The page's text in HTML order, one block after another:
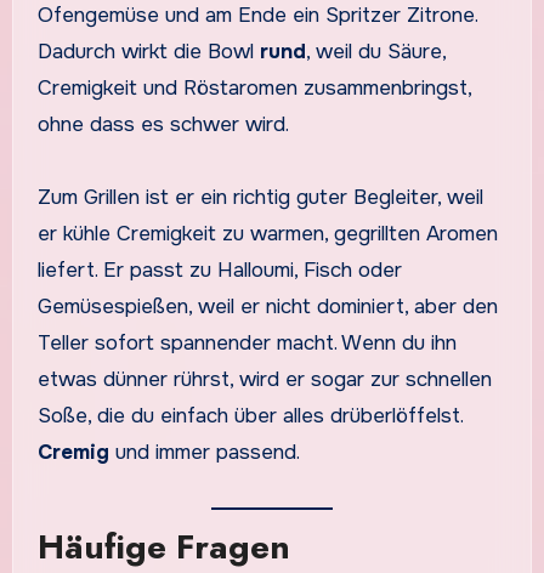
Ofengemüse und am Ende ein Spritzer Zitrone.
Dadurch wirkt die Bowl rund, weil du Säure,
Cremigkeit und Röstaromen zusammenbringst,
ohne dass es schwer wird.
Zum Grillen ist er ein richtig guter Begleiter, weil
er kühle Cremigkeit zu warmen, gegrillten Aromen
liefert. Er passt zu Halloumi, Fisch oder
Gemüsespießen, weil er nicht dominiert, aber den
Teller sofort spannender macht. Wenn du ihn
etwas dünner rührst, wird er sogar zur schnellen
Soße, die du einfach über alles drüberlöffelst.
Cremig und immer passend.
Häufige Fragen